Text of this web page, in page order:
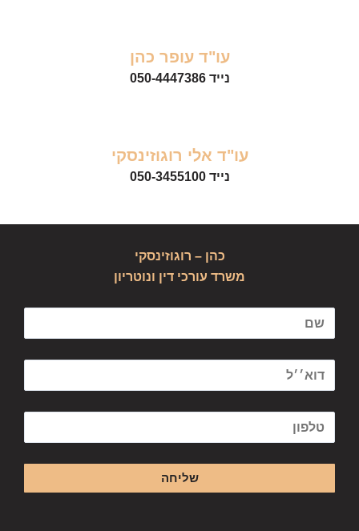
עו"ד עופר כהן
נייד050-4447386
עו"ד אלי רוגוזינסקי
נייד050-3455100
כהן – רוגוזינסקי
משרד עורכי דין ונוטריון